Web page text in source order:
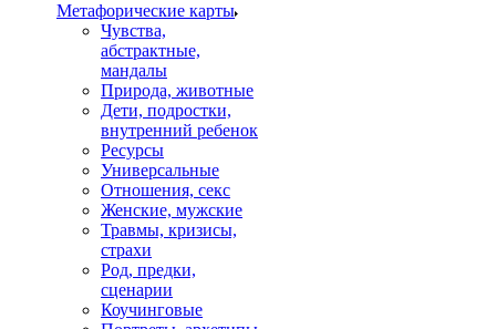
Mетафорические карты
Чувства,
абстрактные,
мандалы
Природа, животные
Дети, подростки,
внутренний ребенок
Ресурсы
Универсальные
Отношения, секс
Женские, мужские
Травмы, кризисы,
страхи
Род, предки,
сценарии
Коучинговые